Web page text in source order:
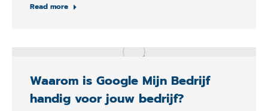
Read more
Waarom is Google Mijn Bedrijf
handig voor jouw bedrijf?